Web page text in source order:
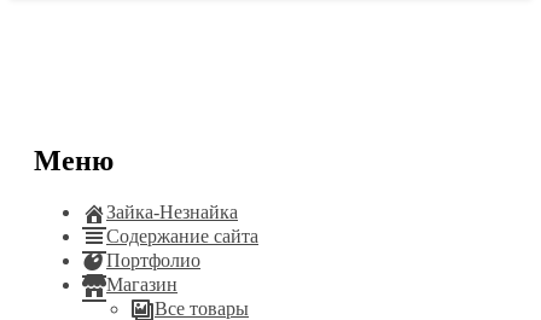
Меню
Зайка-Незнайка
Содержание сайта
Портфолио
Магазин
Все товары